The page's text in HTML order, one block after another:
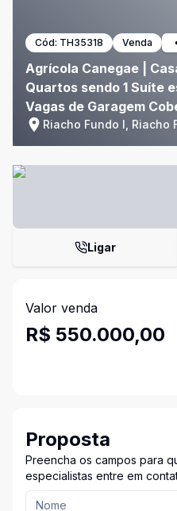
Cód: TH35318 Venda
Agrícola Canegae |
Quartos sendo 1 Suíte
Vagas de Garagem
Riacho Fundo I, Riacho
Ligar
Valor venda
R$ 550.000,00
Proposta
Preencha os campos para
especialistas entre em